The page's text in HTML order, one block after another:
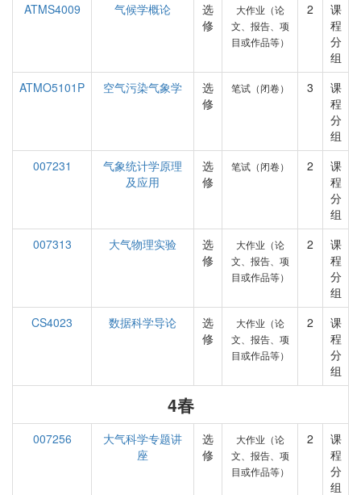
ATMS4009
气候学概论
选
修
大作业（论
文、报告、项
目或作品等）
2
课
程
分
组
ATMO5101P
空气污染气象学
选
修
笔试（闭卷） 3
课
程
分
组
007231
气象统计学原理
及应用
选
修
笔试（闭卷） 2
课
程
分
组
007313
大气物理实验
选
修
大作业（论
文、报告、项
目或作品等）
2
课
程
分
组
CS4023
数据科学导论
选
修
大作业（论
文、报告、项
目或作品等）
2
课
程
分
组
4春
007256
大气科学专题讲
座
选
修
大作业（论
文、报告、项
目或作品等）
2
课
程
分
组